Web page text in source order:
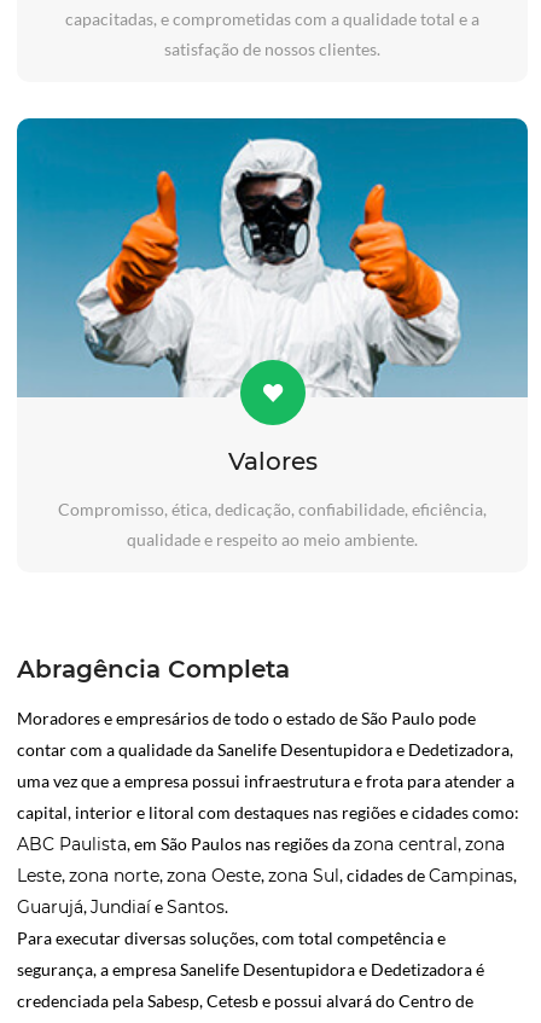
capacitadas, e comprometidas com a qualidade total e a
satisfação de nossos clientes.
Valores
Compromisso, ética, dedicação, confiabilidade, eficiência,
qualidade e respeito ao meio ambiente.
Abragência Completa
Moradores e empresários de todo o estado de São Paulo pode
contar com a qualidade da Sanelife Desentupidora e Dedetizadora,
uma vez que a empresa possui infraestrutura e frota para atender a
capital, interior e litoral com destaques nas regiões e cidades como:
ABC Paulista, em São Paulos nas regiões dazona central ,zona
Leste,zona norte,zona Oeste,zona Sul , cidades deCampinas,
Guarujá,JundiaíeSantos.
Para executar diversas soluções, com total competência e
segurança, a empresa Sanelife Desentupidora e Dedetizadora é
credenciada pela Sabesp, Cetesb e possui alvará do Centro de